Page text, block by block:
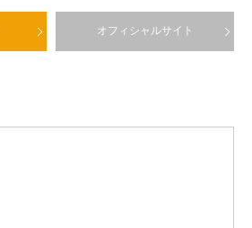
オフィシャルサイト